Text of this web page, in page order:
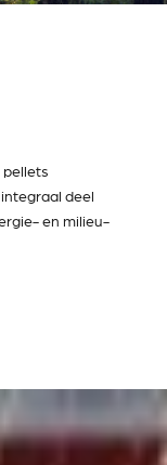
pellets
deel
en milieu-